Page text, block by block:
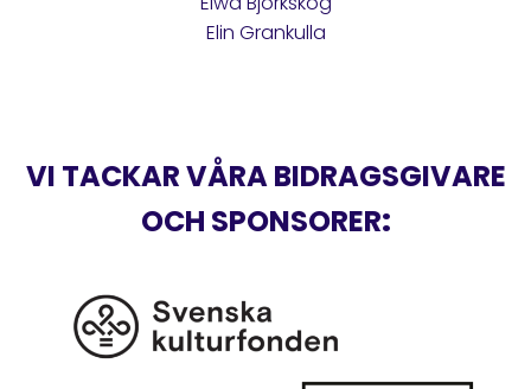
Elin Grankulla
VI TACKAR VÅRA BIDRAGSGIVARE
OCH SPONSORER: